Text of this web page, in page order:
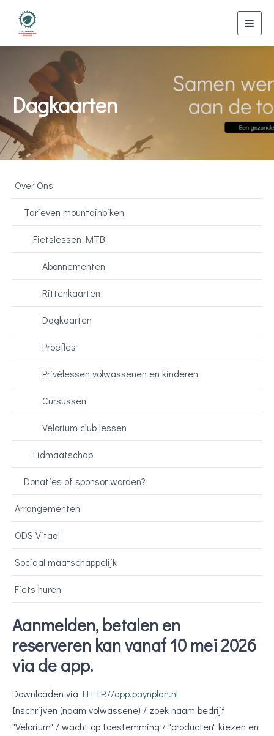
Dagkaarten
Over Ons
Tarieven mountainbiken
Fietslessen MTB
Abonnementen
Rittenkaarten
Dagkaarten
Proefles
Privélessen volwassenen en kinderen
Cursussen
Velorium club lessen
Lidmaatschap
Donaties of sponsor worden?
Arrangementen
ODS Vitaal
Sociaal maatschappelijk
Fiets huren
Aanmelden, betalen en
reserveren kan vanaf 10 mei 2026
via de app.
Downloaden via HTTP://app.paynplan.nl
Inschrijven (naam volwassene) / zoek naam bedrijf
"Velorium" / wacht op toestemming / "producten" kiezen en